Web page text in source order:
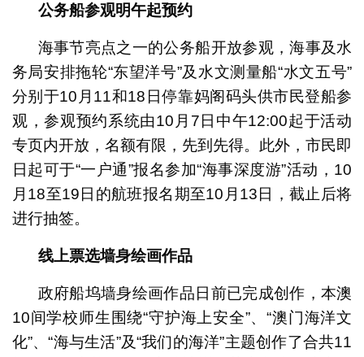
公务船参观明午起预约
海事节亮点之一的公务船开放参观，海事及水
务局安排拖轮“东望洋号”及水文测量船“水文五号”
分别于10月11和18日停靠妈阁码头供市民登船参
观，参观预约系统由10月7日中午12:00起于活动
专页内开放，名额有限，先到先得。此外，市民即
日起可于“一户通”报名参加“海事深度游”活动，10
月18至19日的航班报名期至10月13日，截止后将
进行抽签。
线上票选墙身绘画作品
政府船坞墙身绘画作品日前已完成创作，本澳
10间学校师生围绕“守护海上安全”、“澳门海洋文
化”、“海与生活”及“我们的海洋”主题创作了合共11